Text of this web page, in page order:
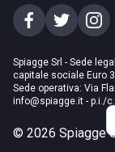
Spiagge Srl - Sede
capitale sociale Euro
Sede operativa: Via
info@spiagge.it - p.i./
© 2026 Spiagge